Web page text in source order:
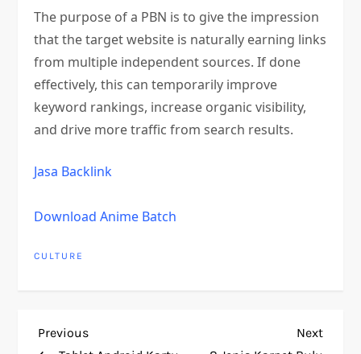
The purpose of a PBN is to give the impression
that the target website is naturally earning links
from multiple independent sources. If done
effectively, this can temporarily improve
keyword rankings, increase organic visibility,
and drive more traffic from search results.
Jasa Backlink
Download Anime Batch
CULTURE
P
Previous
Previous
Next
Next